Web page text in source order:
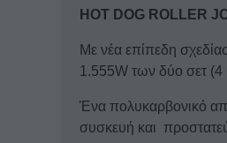
HOT DOG ROLLER
Με νέα επίπεδη
1.555W των δύο σετ (4
Ένα πολυκαρβονικό
συσκευή και